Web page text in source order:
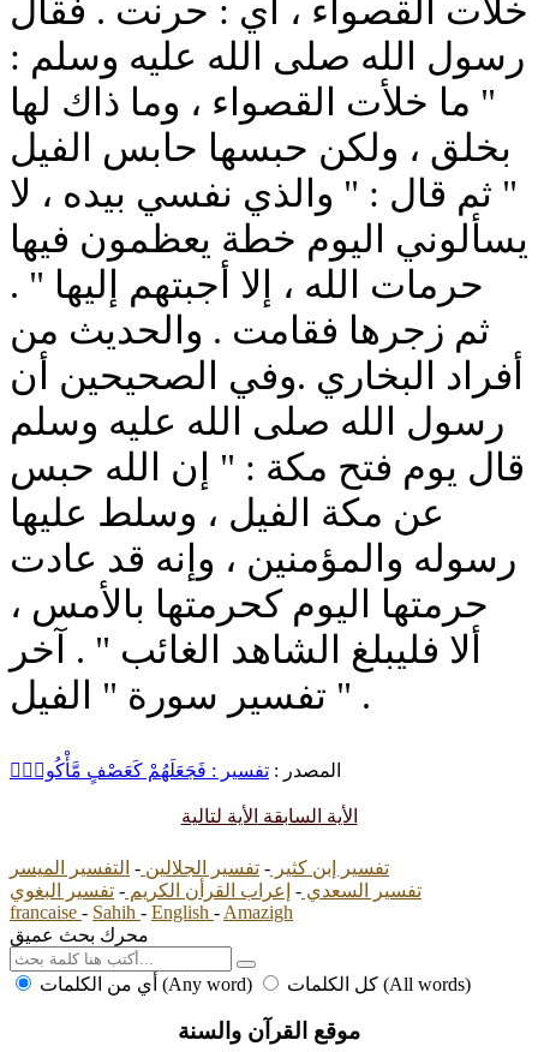
خلأت القصواء ، أي : حرنت . فقال
رسول الله صلى الله عليه وسلم :
" ما خلأت القصواء ، وما ذاك لها
بخلق ، ولكن حبسها حابس الفيل
" ثم قال : " والذي نفسي بيده ، لا
يسألوني اليوم خطة يعظمون فيها
حرمات الله ، إلا أجبتهم إليها " .
ثم زجرها فقامت . والحديث من
أفراد البخاري .وفي الصحيحين أن
رسول الله صلى الله عليه وسلم
قال يوم فتح مكة : " إن الله حبس
عن مكة الفيل ، وسلط عليها
رسوله والمؤمنين ، وإنه قد عادت
حرمتها اليوم كحرمتها بالأمس ،
ألا فليبلغ الشاهد الغائب " . آخر
تفسير سورة " الفيل " .
المصدر : تفسير : فَجَعَلَهُمْ كَعَصْفٍ مَّأْكُولٍۭ
الأية السابقة الأية لتالية
تفسير إبن كثير - تفسير الجلالين - التفسير الميسر
تفسير السعدي - إعراب القرأن الكريم - تفسير البغوي
francaise - Sahih - English - Amazigh
محرك بحث عميق
أي من الكلمات (Any word) كل الكلمات (All words)
موقع القرآن والسنة